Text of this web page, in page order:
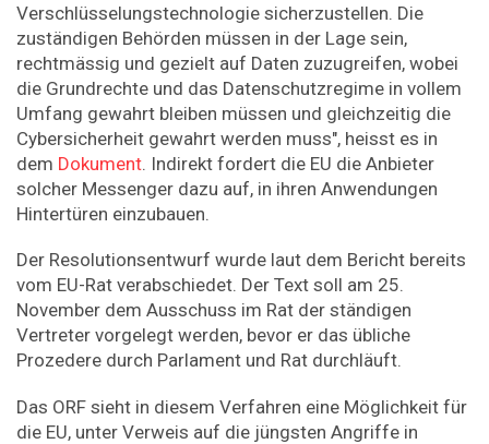
Verschlüsselungstechnologie sicherzustellen. Die
zuständigen Behörden müssen in der Lage sein,
rechtmässig und gezielt auf Daten zuzugreifen, wobei
die Grundrechte und das Datenschutzregime in vollem
Umfang gewahrt bleiben müssen und gleichzeitig die
Cybersicherheit gewahrt werden muss", heisst es in
dem Dokument. Indirekt fordert die EU die Anbieter
solcher Messenger dazu auf, in ihren Anwendungen
Hintertüren einzubauen.
Der Resolutionsentwurf wurde laut dem Bericht bereits
vom EU-Rat verabschiedet. Der Text soll am 25.
November dem Ausschuss im Rat der ständigen
Vertreter vorgelegt werden, bevor er das übliche
Prozedere durch Parlament und Rat durchläuft.
Das ORF sieht in diesem Verfahren eine Möglichkeit für
die EU, unter Verweis auf die jüngsten Angriffe in